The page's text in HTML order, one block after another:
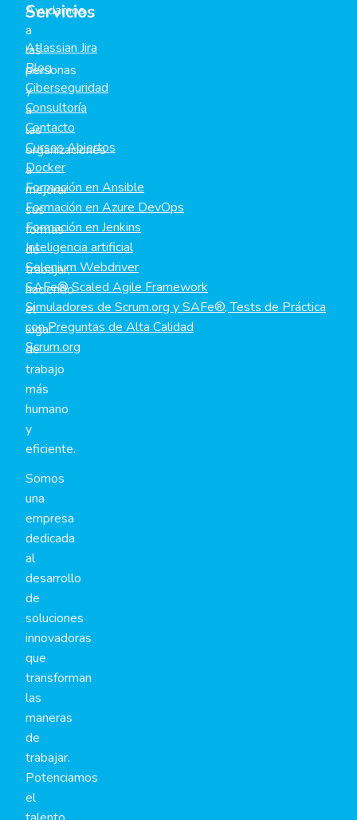
Ayudamos
a
las
personas
y
a
las
organizaciones
a
mejorar
sus
formas
de
trabajar,
haciendo
el
lugar
de
trabajo
más
humano
y
eficiente.
Somos
una
empresa
dedicada
al
desarrollo
de
soluciones
innovadoras
que
transforman
las
maneras
de
trabajar.
Potenciamos
el
Servicios
Atlassian Jira
Blog
Ciberseguridad
Consultoría
Contacto
Cursos Abiertos
Docker
Formación en Ansible
Formación en Azure DevOps
Formación en Jenkins
Inteligencia artificial
Selenium Webdriver
SAFe® Scaled Agile Framework
Simuladores de Scrum.org y SAFe®, Tests de Práctica
con Preguntas de Alta Calidad
Scrum.org